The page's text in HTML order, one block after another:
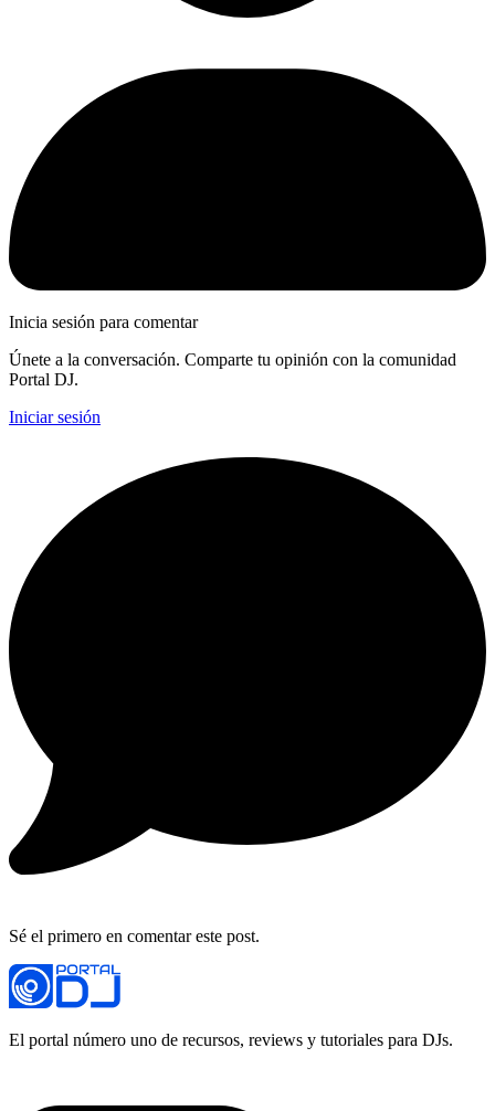
Inicia sesión para comentar
Únete a la conversación. Comparte tu opinión con la comunidad
Portal DJ.
Iniciar sesión
Sé el primero en comentar este post.
El portal número uno de recursos, reviews y tutoriales para DJs.